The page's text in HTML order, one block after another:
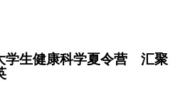
学生健康科学夏令营 汇聚